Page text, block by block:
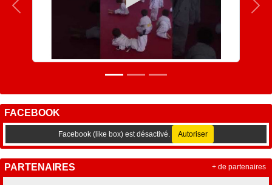
Précedent
FACEBOOK
Facebook (like box) est désactivé. Autoriser
PARTENAIRES + de partenaires